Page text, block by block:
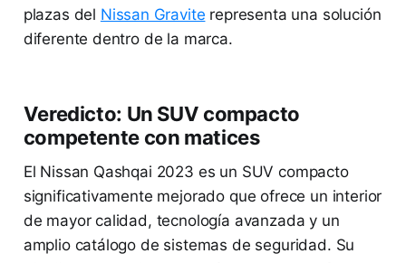
plazas del Nissan Gravite representa una solución
diferente dentro de la marca.
Veredicto: Un SUV compacto
competente con matices
El Nissan Qashqai 2023 es un SUV compacto
significativamente mejorado que ofrece un interior
de mayor calidad, tecnología avanzada y un
amplio catálogo de sistemas de seguridad. Su